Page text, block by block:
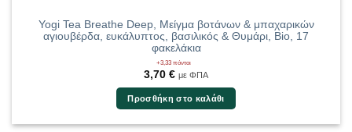
Yogi Tea Breathe Deep, Μείγμα βοτάνων & μπαχαρικών
αγιουβέρδα, ευκάλυπτος, βασιλικός & Θυμάρι, Bio, 17
φακελάκια
+3,33 πόντοι
3,70 € με ΦΠΑ
Προσθήκη στο καλάθι